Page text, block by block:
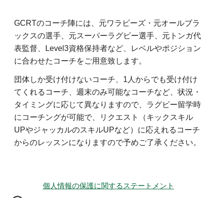
GCRTのコーチ陣には、元ワラビーズ・元オールブラ
ックスの選手、元スーパーラグビー選手、元トンガ代
表監督、Level3資格保持者など、レベルやポジション
に合わせたコーチをご用意致します。
団体しか受け付けないコーチ、1人からでも受け付け
てくれるコーチ、週末のみ可能なコーチなど、状況・
タイミングに応じて異なりますので、ラグビー留学時
にコーチングが可能で、リクエスト（キックスキル
UPやジャッカルのスキルUPなど）に応えれるコーチ
からのレッスンになりますので予めご了承ください。
個人情報の保護に関するステートメント